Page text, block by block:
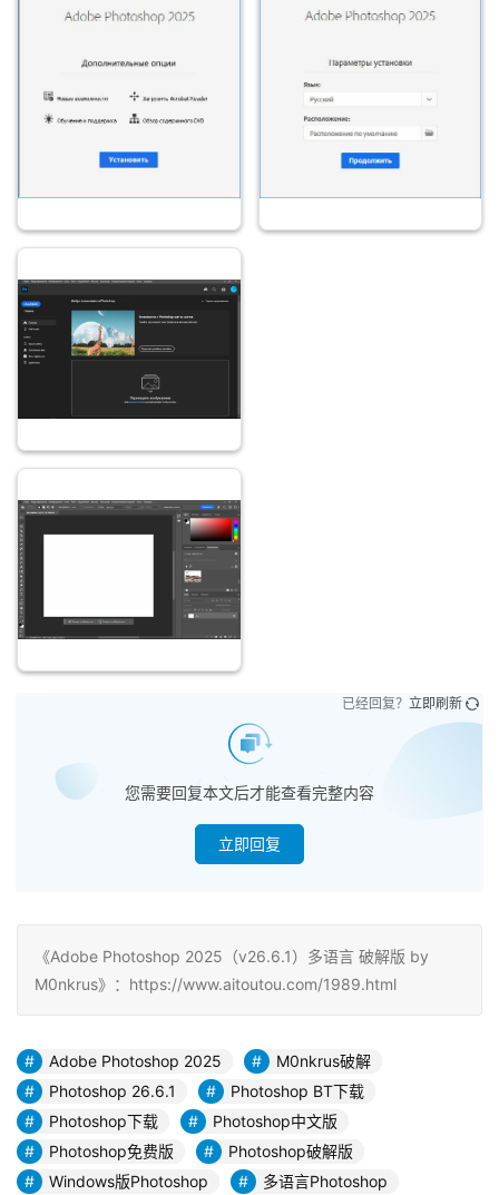
您需要回复本文后才能查看完整内容
立即回复
已经回复？ 立即刷新
《Adobe Photoshop 2025（v26.6.1）多语言 破解版 by
M0nkrus》：https://www.aitoutou.com/1989.html
Adobe Photoshop 2025
M0nkrus破解
Photoshop 26.6.1
Photoshop BT下载
Photoshop下载
Photoshop中文版
Photoshop免费版
Photoshop破解版
Windows版Photoshop
多语言Photoshop